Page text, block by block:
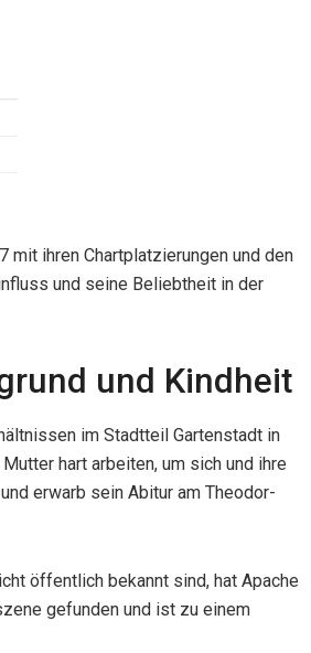
ihren Chartplatzierungen und den
und seine Beliebtheit in der
und Kindheit
im Stadtteil Gartenstadt in
hart arbeiten, um sich und ihre
erwarb sein Abitur am Theodor-
öffentlich bekannt sind, hat Apache
gefunden und ist zu einem